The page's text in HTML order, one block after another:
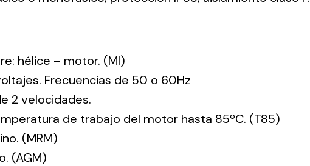
hélice – motor. (MI)
Frecuencias de 50 o 60Hz
2 velocidades.
de trabajo del motor hasta 85ºC. (T85)
(MRM)
(AGM)